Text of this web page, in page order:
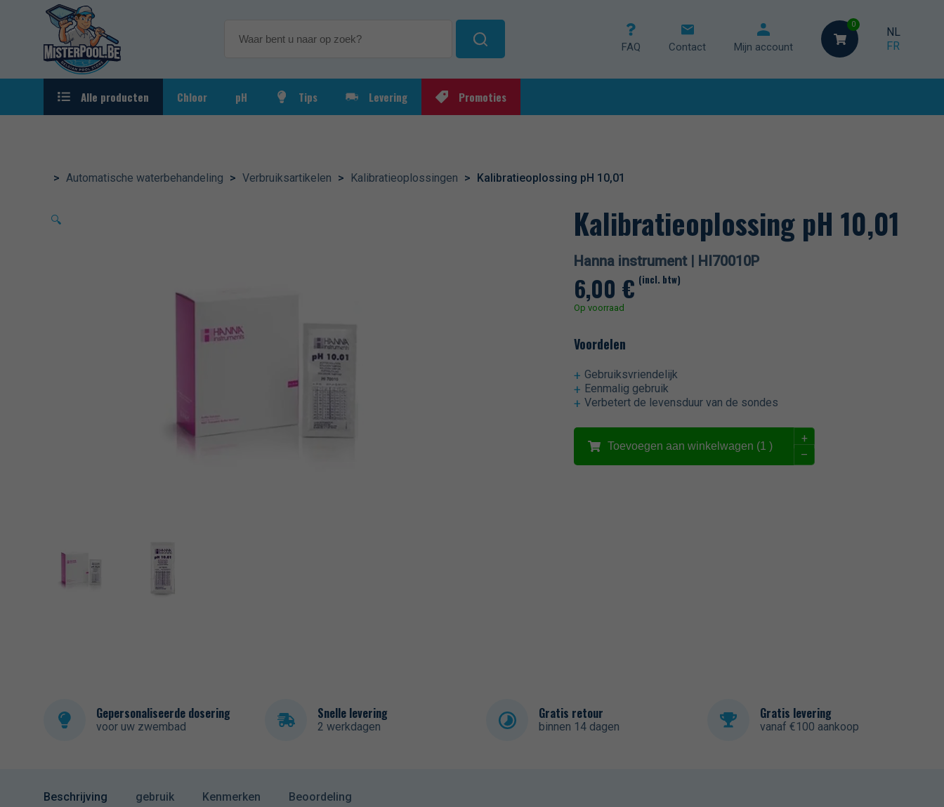
FAQ Contact Mijn account
0
NL
FR
Alle producten
Behandelingsproducten
pH-regeling
Chloor pH Tips Levering Promoties
> Automatische waterbehandeling > Verbruiksartikelen > Kalibratieoplossingen > Kalibratieoplossing pH 10,01
🔍 Kalibratieoplossing pH 10,01
Hanna instrument | HI70010P
6,00 € (incl. btw)
Op voorraad
Voordelen
Gebruiksvriendelijk
Eenmalig gebruik
Verbetert de levensduur van de sondes
Toevoegen aan winkelwagen (1 )
+
–
Gepersonaliseerde dosering
voor uw zwembad
Snelle levering
2 werkdagen
Gratis retour
binnen 14 dagen
Gratis levering
vanaf €100 aankoop
Beschrijving gebruik Kenmerken Beoordeling